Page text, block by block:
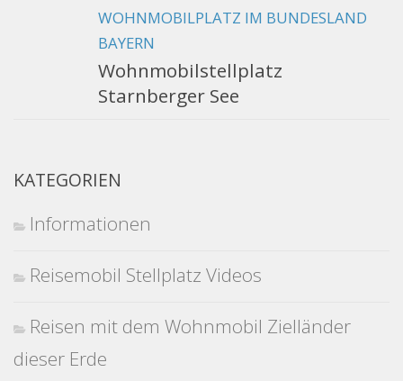
WOHNMOBILPLATZ IM BUNDESLAND
BAYERN
Wohnmobilstellplatz
Starnberger See
KATEGORIEN
Informationen
Reisemobil Stellplatz Videos
Reisen mit dem Wohnmobil Zielländer
dieser Erde